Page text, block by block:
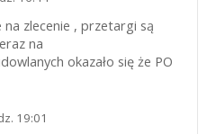
na zlecenie , przetargi są
na
okazało się że PO
19:01